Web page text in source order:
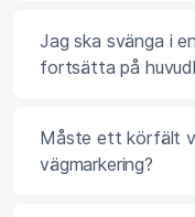
Jag ska svänga i
fortsätta på
Måste ett körfält
vägmarkering?